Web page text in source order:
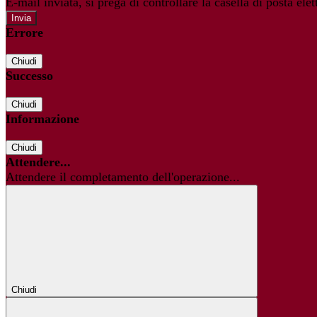
Errore
Chiudi
Successo
Chiudi
Informazione
Chiudi
Attendere...
Attendere il completamento dell'operazione...
Chiudi